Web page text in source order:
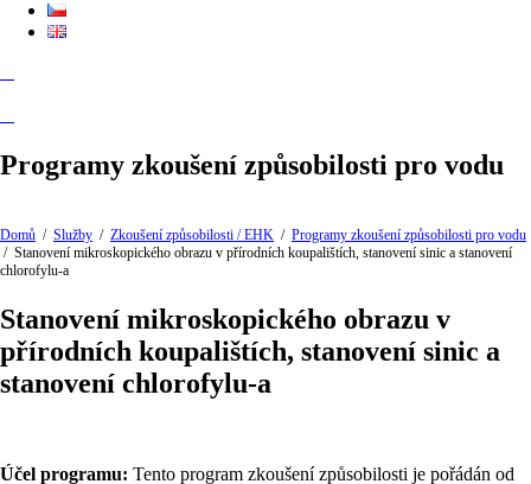
Programy zkoušení způsobilosti pro vodu
Domů / Služby / Zkoušení způsobilosti / EHK / Programy zkoušení způsobilosti pro vodu
/ Stanovení mikroskopického obrazu v přírodních koupalištích, stanovení sinic a stanovení
chlorofylu-a
Stanovení mikroskopického obrazu v
přírodních koupalištích, stanovení sinic a
stanovení chlorofylu-a
Účel programu: Tento program zkoušení způsobilosti je pořádán od